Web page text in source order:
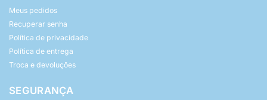
Meus pedidos
Recuperar senha
Política de privacidade
Política de entrega
Troca e devoluções
SEGURANÇA